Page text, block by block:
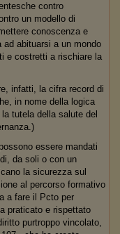
contro
un modello di
conoscenza e
abituarsi a un mondo
e costretti a rischiare la
infatti, la cifra record di
in nome della logica
tutela della salute del
essere mandati
da soli o con un
la sicurezza sul
al percorso formativo
a fare il Pcto per
praticato e rispettato
purtroppo vincolato,